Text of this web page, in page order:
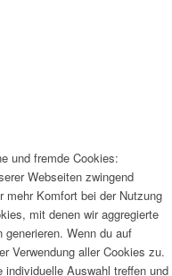
und fremde Cookies:
Webseiten zwingend
mehr Komfort bei der Nutzung
mit denen wir aggregierte
Wenn du auf
Verwendung aller Cookies zu.
Auswahl treffen und